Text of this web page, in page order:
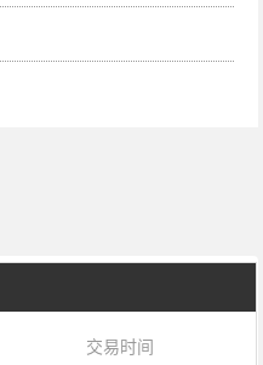
交易时间